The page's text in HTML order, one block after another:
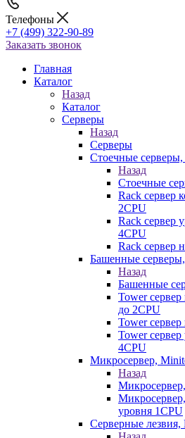
Телефоны
+7 (499) 322-90-89
Заказать звонок
Главная
Каталог
Назад
Каталог
Серверы
Назад
Серверы
Стоечные серверы,
Назад
Стоечные
Rack сервер
2CPU
Rack сервер
4CPU
Rack сервер
Башенные
Назад
Башенные
Tower
до 2CPU
Tower
Tower
4CPU
Микросервер,
Назад
уровня 1CPU
Серверные лезвия,